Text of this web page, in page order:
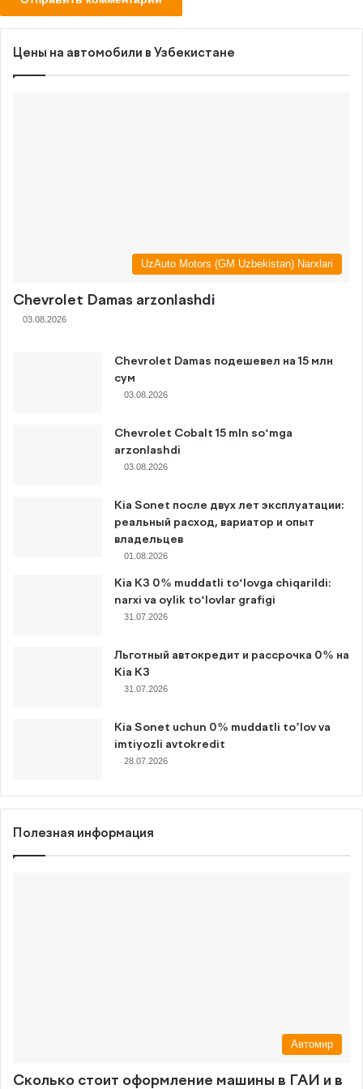
Цены на автомобили в Узбекистане
UzAuto Motors (GM Uzbekistan) Narxlari
Chevrolet Damas arzonlashdi
03.08.2026
Chevrolet Damas подешевел на 15 млн
сум
03.08.2026
Chevrolet Cobalt 15 mln so‘mga
arzonlashdi
03.08.2026
Kia Sonet после двух лет эксплуатации:
реальный расход, вариатор и опыт
владельцев
01.08.2026
Kia K3 0% muddatli to‘lovga chiqarildi:
narxi va oylik to‘lovlar grafigi
31.07.2026
Льготный автокредит и рассрочка 0% на
Kia K3
31.07.2026
Kia Sonet uchun 0% muddatli to’lov va
imtiyozli avtokredit
28.07.2026
Полезная информация
Автомир
Сколько стоит оформление машины в ГАИ и в